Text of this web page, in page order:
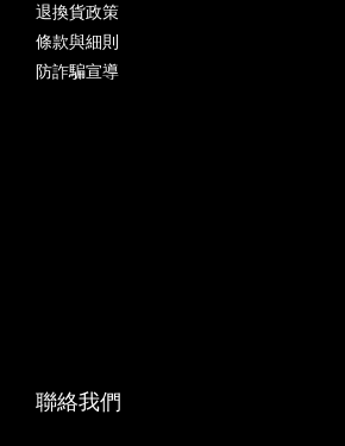
退換貨政策
條款與細則
防詐騙宣導
聯絡我們